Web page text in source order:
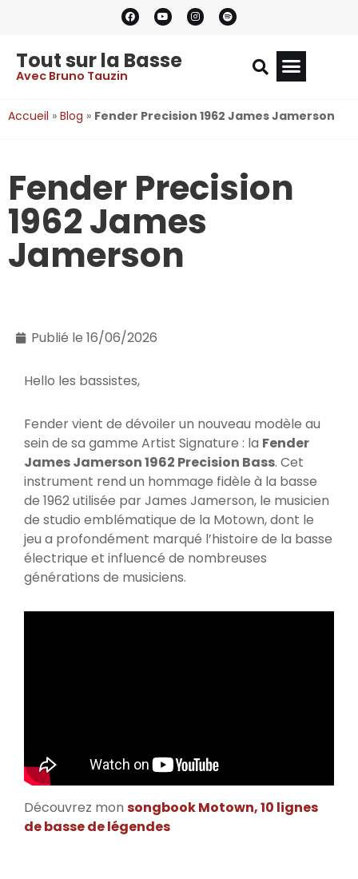
Tout sur la Basse
Avec Bruno Tauzin
Accueil » Blog » Fender Precision 1962 James Jamerson
Fender Precision
1962 James
Jamerson
Publié le 16/06/2026
Hello les bassistes,
Fender vient de dévoiler un nouveau modèle au
sein de sa gamme Artist Signature : la Fender
James Jamerson 1962 Precision Bass. Cet
instrument rend un hommage fidèle à la basse
de 1962 utilisée par James Jamerson, le musicien
de studio emblématique de la Motown, dont le
jeu a profondément marqué l’histoire de la basse
électrique et influencé de nombreuses
générations de musiciens.
Découvrez mon songbook Motown, 10 lignes
de basse de légendes